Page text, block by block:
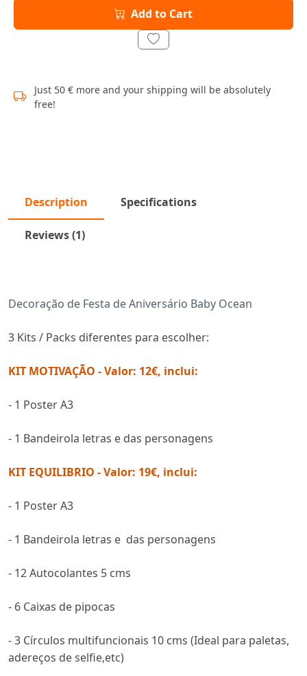
Add to Cart
Just 50 € more and your shipping will be absolutely
free!
Description Specifications
Reviews (1)
Decoração de Festa de Aniversário Baby Ocean
3 Kits / Packs diferentes para escolher:
KIT MOTIVAÇÃO - Valor: 12€, inclui:
- 1 Poster A3
- 1 Bandeirola letras e das personagens
KIT EQUILIBRIO - Valor: 19€, inclui:
- 1 Poster A3
- 1 Bandeirola letras e das personagens
- 12 Autocolantes 5 cms
- 6 Caixas de pipocas
- 3 Círculos multifuncionais 10 cms (Ideal para paletas,
adereços de selfie,etc)